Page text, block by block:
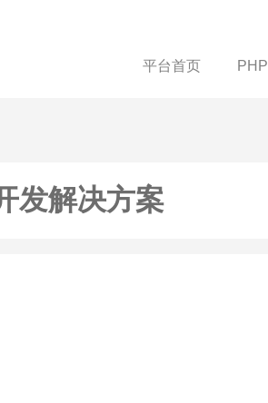
平台首页 PHP
发解决方案